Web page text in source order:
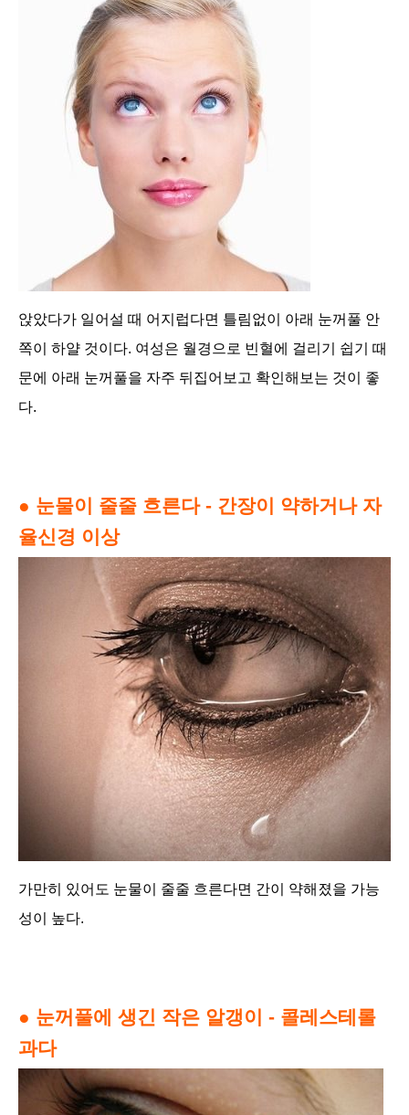
앉았다가 일어설 때 어지럽다면 틀림없이 아래 눈꺼풀 안
쪽이 하얄 것이다. 여성은 월경으로 빈혈에 걸리기 쉽기 때
문에 아래 눈꺼풀을 자주 뒤집어보고 확인해보는 것이 좋
다.
● 눈물이 줄줄 흐른다 - 간장이 약하거나 자
율신경 이상
가만히 있어도 눈물이 줄줄 흐른다면 간이 약해졌을 가능
성이 높다.
● 눈꺼풀에 생긴 작은 알갱이 - 콜레스테롤
과다